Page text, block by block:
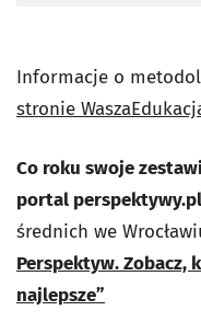
Informacje o
stronie
Co roku swoje
portal
średnich we
Perspektyw. Zobacz,
najlepsze”